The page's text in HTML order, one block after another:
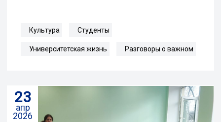
Культура Студенты
Университетская жизнь Разговоры о важном
23
апр
2026